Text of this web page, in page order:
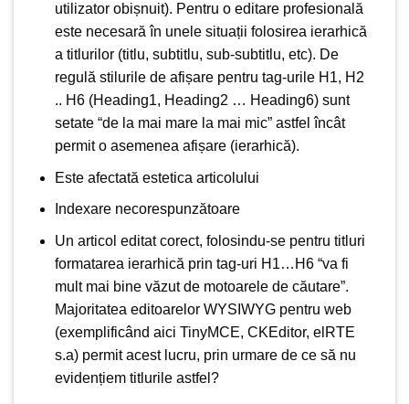
utilizator obișnuit). Pentru o editare profesională
este necesară în unele situații folosirea ierarhică
a titlurilor (titlu, subtitlu, sub-subtitlu, etc). De
regulă stilurile de afișare pentru tag-urile H1, H2
.. H6 (Heading1, Heading2 … Heading6) sunt
setate “de la mai mare la mai mic” astfel încât
permit o asemenea afișare (ierarhică).
Este afectată estetica articolului
Indexare necorespunzătoare
Un articol editat corect, folosindu-se pentru titluri
formatarea ierarhică prin tag-uri H1…H6 “va fi
mult mai bine văzut de motoarele de căutare”.
Majoritatea editoarelor WYSIWYGpentru web
(exemplificând aici TinyMCE, CKEditor, elRTE
s.a) permit acest lucru, prin urmare de ce să nu
evidențiem titlurile astfel?